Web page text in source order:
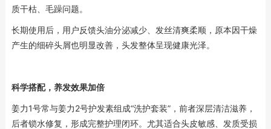
质干枯、毛躁问题。
长期使用后，用户反馈头油分泌减少、发丝清爽柔顺，原本因干燥
产生的细碎头屑也明显改善，头发整体呈现健康光泽。
科学搭配，养发效果加倍
姜力1号常与姜力2号护发素组成“洗护套装”，前者深层清洁滋养，
后者锁水修复，形成完整护理闭环。尤其适合头皮敏感、发质受损